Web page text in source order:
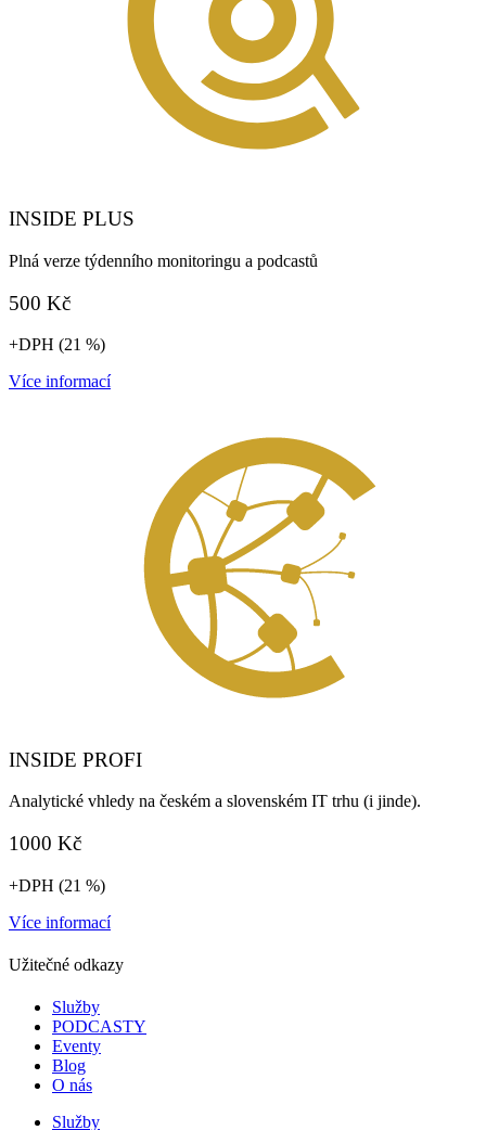
INSIDE PLUS
Plná verze týdenního monitoringu a podcastů
500 Kč
+DPH (21 %)
Více informací
INSIDE PROFI
Analytické vhledy na českém a slovenském IT trhu (i jinde).​
1000 Kč
+DPH (21 %)
Více informací
Užitečné odkazy
Služby
PODCASTY
Eventy
Blog
O nás
Služby